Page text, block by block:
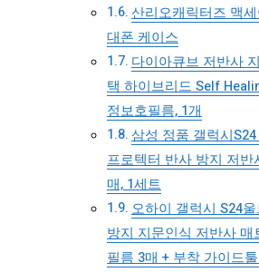
산리오캐릭터즈 맥
대폰 케이스
다이아큐브 저반사
택 하이브리드 Self
정보호필름, 1개
삼성 정품 갤럭시
프로텍터 반사 방지 저
매, 1세트
오하이 갤럭시 S24
방지 지문인식 저반사
필름 3매 + 부착 가이드